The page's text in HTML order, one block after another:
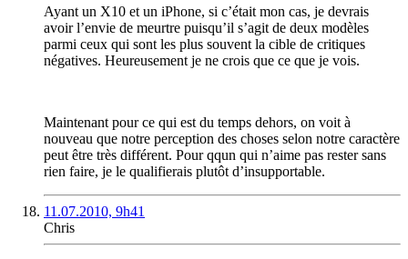
Ayant un X10 et un iPhone, si c’était mon cas, je devrais
avoir l’envie de meurtre puisqu’il s’agit de deux modèles
parmi ceux qui sont les plus souvent la cible de critiques
négatives. Heureusement je ne crois que ce que je vois.
Maintenant pour ce qui est du temps dehors, on voit à
nouveau que notre perception des choses selon notre caractère
peut être très différent. Pour qqun qui n’aime pas rester sans
rien faire, je le qualifierais plutôt d’insupportable.
11.07.2010, 9h41
Chris